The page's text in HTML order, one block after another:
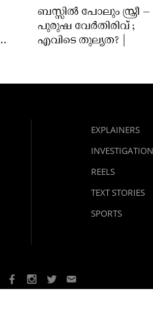
ബസ്സിൽ പോലും സ്ത്രീ –
പുരുഷ വേർതിരിവ് ;
എവിടെ തുല്യത? |
EXPLAINERS
INVESTIGATION
REELS
TEXT STORIES
SPORTS